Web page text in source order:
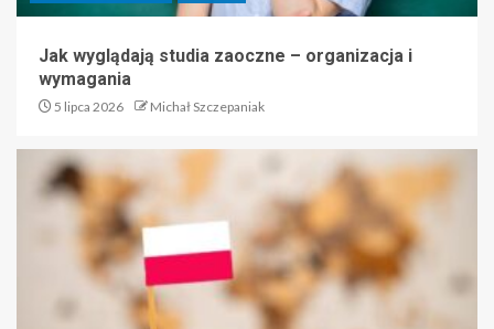
Jak wyglądają studia zaoczne – organizacja i
wymagania
5 lipca 2026 Michał Szczepaniak